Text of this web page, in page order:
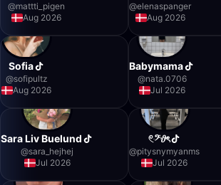
@mattti_pigen
Aug 2026
@elenaspanger
Aug 2026
Sofia
@sofipultz
Aug 2026
Babymama
@nata.0706
Jul 2026
Sara Liv Buelund
@sara_hejhej
Jul 2026
𓏲ּ𝄢𝜗ৎ
@pitysnymyanms
Jul 2026